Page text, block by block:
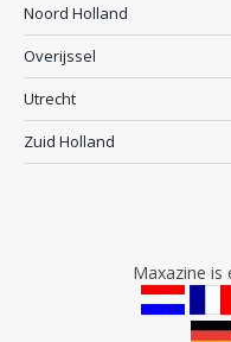
Noord Holland
Overijssel
Utrecht
Zuid Holland
Maxazine is